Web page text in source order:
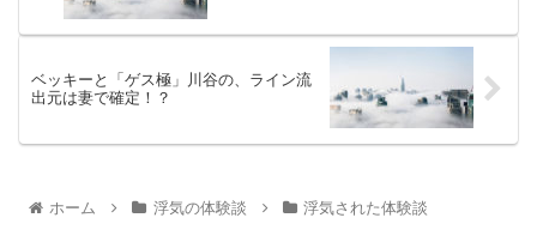
ベッキーと「ゲス極」川谷の、ライン流
出元は妻で確定！？
ホーム 浮気の体験談 浮気された体験談